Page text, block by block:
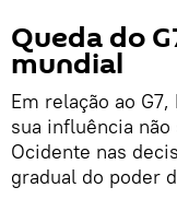
Queda do
mundial
Em relação ao
sua influência
Ocidente nas
gradual do poder